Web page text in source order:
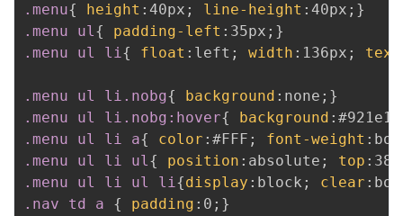
.menu{ height : 40px ; line-height : 40px ; }
.menu ul{ padding-left : 35px ; }
.menu ul li{ float : left ; width : 136px ;
.menu ul li.nobg{ background : none ; }
.menu ul li.nobg:hover{ background : #921e14
.menu ul li a{ color : #FFF ; font-weight :
.menu ul li ul{ position : absolute ; top :
.menu ul li ul li{display : block ; clear :
.nav td a
{ padding : 0 ; }